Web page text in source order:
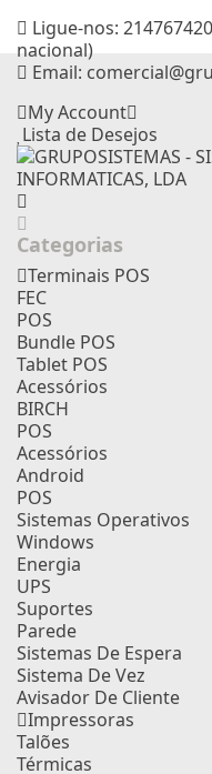
Ligue-nos:
nacional)
Email:
My Account
Lista de Desejos
Categorias
Terminais POS
FEC
POS
Bundle POS
Tablet POS
Acessórios
BIRCH
POS
Acessórios
Android
POS
Sistemas Operativos
Windows
Energia
UPS
Suportes
Parede
Sistemas De Espera
Sistema De Vez
Avisador De Cliente
Impressoras
Talões
Térmicas